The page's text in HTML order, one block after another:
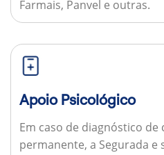
Farmais, Panvel e outras.
Apoio Psicológico
Em caso de diagnóstico de
permanente, a Segurada e